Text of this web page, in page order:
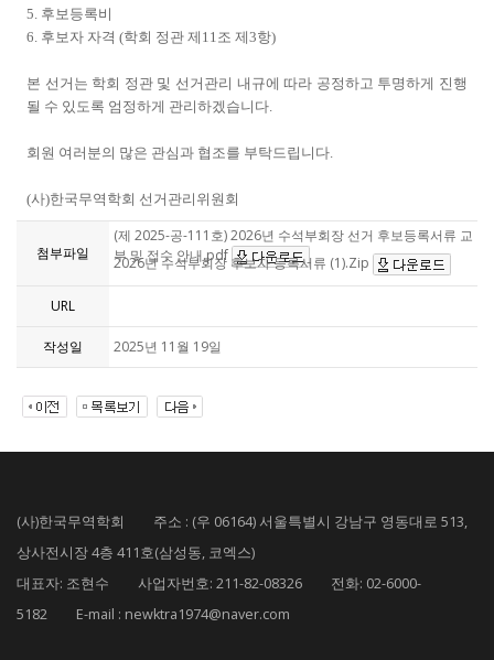
5. 후보등록비
6. 후보자 자격 (학회 정관 제 11조 제3항)
본 선거는 학회 정관 및 선거관리 내규에 따라 공정하고 투명하게 진행
될 수 있도록 엄정하게 관리하겠습니다.
회원 여러분의 많은 관심과 협조를 부탁드립니다.
(사)한국무역학회 선거관리위원회
첨부파일
(제 2025-공-111호) 2026년 수석부회장 선거 후보등록서류 교
부 및 접수 안내.pdf
2026년 수석부회장 후보자 등록서류 (1).Zip
URL
작성일 2025년 11월 19일
(사)한국무역학회 주소 : (우 06164) 서울특별시 강남구 영동대로 513,
상사전시장 4층 411호(삼성동, 코엑스)
대표자: 조현수 사업자번호: 211-82-08326 전화: 02-6000-
5182 E-mail : newktra1974@naver.com